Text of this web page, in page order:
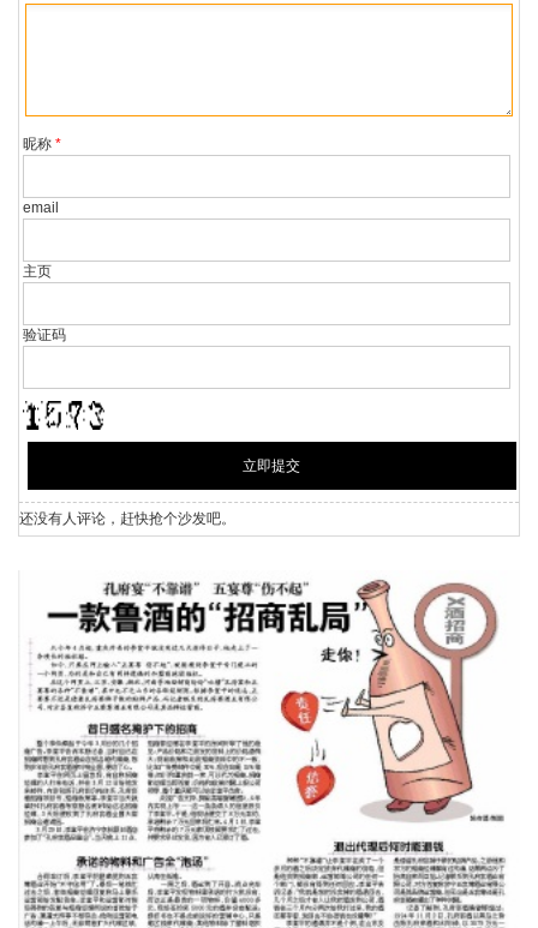
品，均转载自其它媒体，目的在于传播更多信息，其他媒体如
昵称*
email
主页
验证码
还没有人评论，赶快抢个沙发吧。